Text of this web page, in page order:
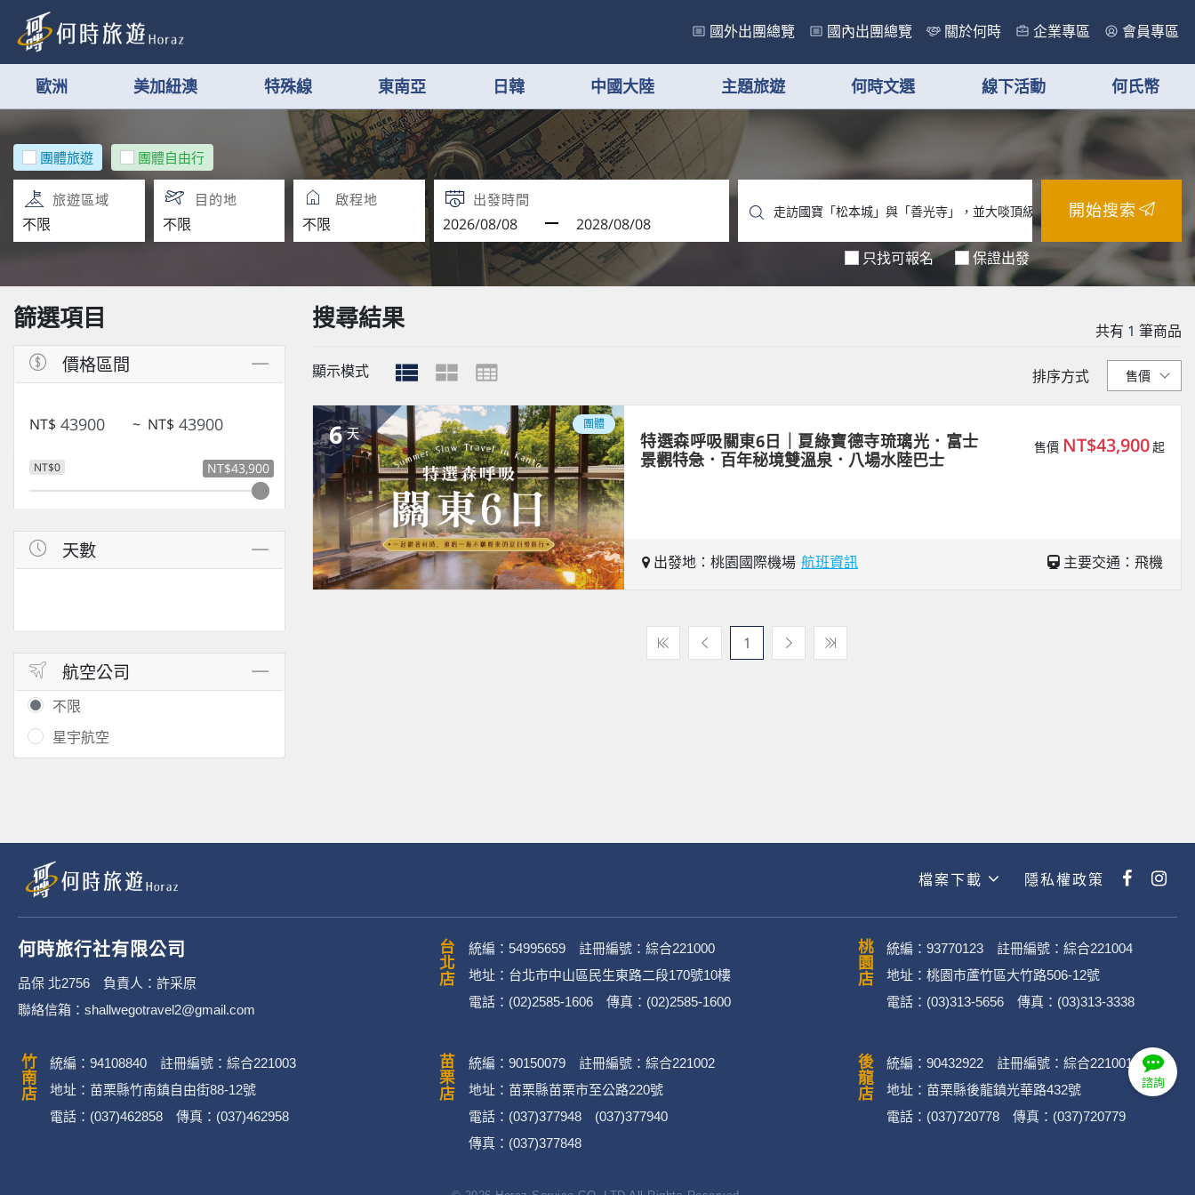
國外出團總覽 國內出團總覽 關於何時 企業專區 會員專區
歐洲 美加紐澳 特殊線 東南亞 日韓 中國大陸 主題旅遊 何時文選 線下活動 何氏幣
團體旅遊 團體自由行
旅遊區域 目的地 啟程地 出發時間
只找可報名 保證出發
開始搜索
篩選項目
價格區間
NT$ ~ NT$
NT$0 NT$43,900
天數
航空公司
不限
星宇航空
搜尋結果 共有 1 筆商品
顯示模式 排序方式
6 天
團體
特選森呼吸關東6日｜夏綠寶德寺琉璃光．富士
景觀特急．百年秘境雙溫泉．八場水陸巴士
售價 NT$43,900起
出發地：桃園國際機場 航班資訊 主要交通：飛機
1
諮詢
檔案下載 隱私權政策
何時旅行社有限公司
品保 北2756 負責人：許采原
聯絡信箱：shallwegotravel2@gmail.com
台北店
統編：54995659 註冊編號：綜合221000
地址：台北市中山區民生東路二段170號10樓
電話：(02)2585-1606 傳真：(02)2585-1600
桃園店
統編：93770123 註冊編號：綜合221004
地址：桃園市蘆竹區大竹路506-12號
電話：(03)313-5656 傳真：(03)313-3338
竹南店
統編：94108840 註冊編號：綜合221003
地址：苗栗縣竹南鎮自由街88-12號
電話：(037)462858 傳真：(037)462958
苗栗店
統編：90150079 註冊編號：綜合221002
地址：苗栗縣苗栗市至公路220號
電話：(037)377948 (037)377940
傳真：(037)377848
後龍店
統編：90432922 註冊編號：綜合221001
地址：苗栗縣後龍鎮光華路432號
電話：(037)720778 傳真：(037)720779